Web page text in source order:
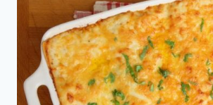
Cebollino,
Palmito
Maiz